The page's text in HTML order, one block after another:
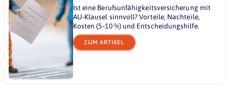
Ist eine Berufsunfähigkeitsversicherung mit
AU-Klausel sinnvoll? Vorteile, Nachteile,
Kosten (5–10 %) und Entscheidungshilfe.
ZUM ARTIKEL